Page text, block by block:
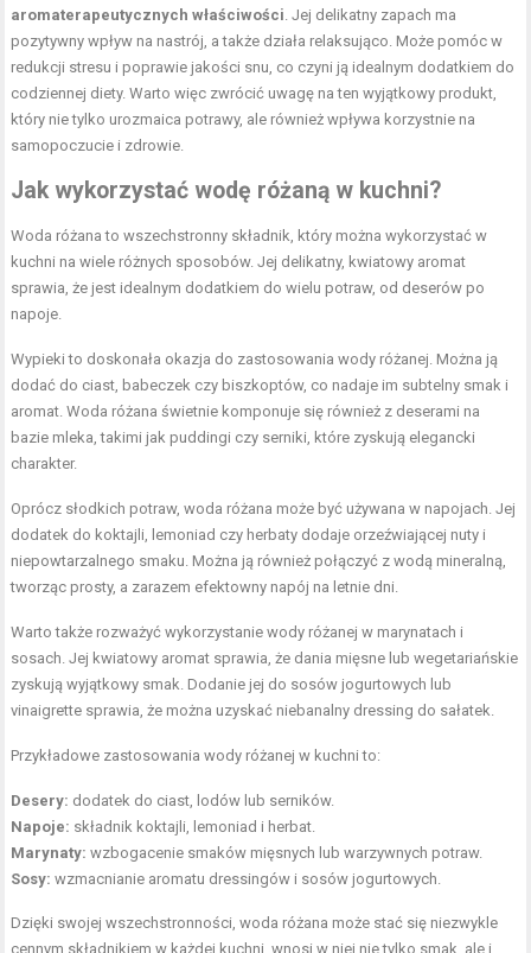
aromaterapeutycznych właściwości. Jej delikatny zapach ma
pozytywny wpływ na nastrój, a także działa relaksująco. Może pomóc w
redukcji stresu i poprawie jakości snu, co czyni ją idealnym dodatkiem do
codziennej diety. Warto więc zwrócić uwagę na ten wyjątkowy produkt,
który nie tylko urozmaica potrawy, ale również wpływa korzystnie na
samopoczucie i zdrowie.
Jak wykorzystać wodę różaną w kuchni?
Woda różana to wszechstronny składnik, który można wykorzystać w
kuchni na wiele różnych sposobów. Jej delikatny, kwiatowy aromat
sprawia, że jest idealnym dodatkiem do wielu potraw, od deserów po
napoje.
Wypieki to doskonała okazja do zastosowania wody różanej. Można ją
dodać do ciast, babeczek czy biszkoptów, co nadaje im subtelny smak i
aromat. Woda różana świetnie komponuje się również z deserami na
bazie mleka, takimi jak puddingi czy serniki, które zyskują elegancki
charakter.
Oprócz słodkich potraw, woda różana może być używana w napojach. Jej
dodatek do koktajli, lemoniad czy herbaty dodaje orzeźwiającej nuty i
niepowtarzalnego smaku. Można ją również połączyć z wodą mineralną,
tworząc prosty, a zarazem efektowny napój na letnie dni.
Warto także rozważyć wykorzystanie wody różanej w marynatach i
sosach. Jej kwiatowy aromat sprawia, że dania mięsne lub wegetariańskie
zyskują wyjątkowy smak. Dodanie jej do sosów jogurtowych lub
vinaigrette sprawia, że można uzyskać niebanalny dressing do sałatek.
Przykładowe zastosowania wody różanej w kuchni to:
Desery: dodatek do ciast, lodów lub serników.
Napoje: składnik koktajli, lemoniad i herbat.
Marynaty: wzbogacenie smaków mięsnych lub warzywnych potraw.
Sosy: wzmacnianie aromatu dressingów i sosów jogurtowych.
Dzięki swojej wszechstronności, woda różana może stać się niezwykle
cennym składnikiem w każdej kuchni, wnosi w niej nie tylko smak, ale i